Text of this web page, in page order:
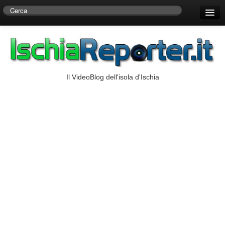
Centro di Ricerche Storiche D’Ambra
Il VideoBlog dell'isola d'Ischia